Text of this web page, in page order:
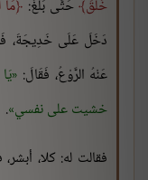
خَلَقَ حَتَّى بَلَغَ: مَا
دَخَلَ عَلَى خَدِيجَةَ،
عَنْهُ الرَّوْعُ، فَقَالَ:
خشيت على نفسي .
فقالت له: كلا،